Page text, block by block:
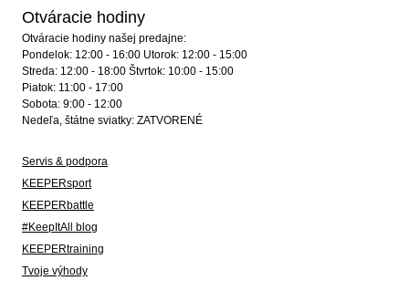
Otváracie hodiny
Otváracie hodiny našej predajne:
Pondelok: 12:00 - 16:00 Utorok: 12:00 - 15:00
Streda: 12:00 - 18:00 Štvrtok: 10:00 - 15:00
Piatok: 11:00 - 17:00
Sobota: 9:00 - 12:00
Nedeľa, štátne sviatky: ZATVORENÉ
Servis & podpora
KEEPERsport
KEEPERbattle
#KeepItAll blog
KEEPERtraining
Tvoje výhody